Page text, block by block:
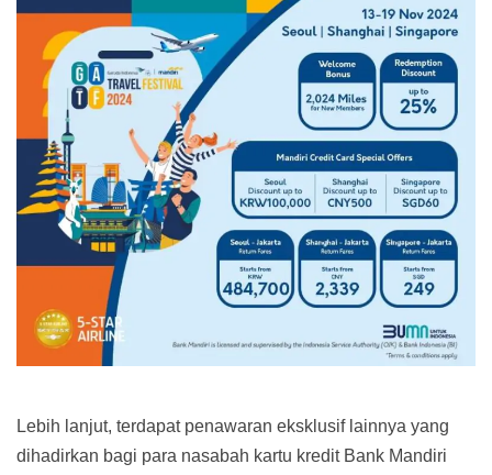
Lebih lanjut, terdapat penawaran eksklusif lainnya yang
dihadirkan bagi para nasabah kartu kredit Bank Mandiri